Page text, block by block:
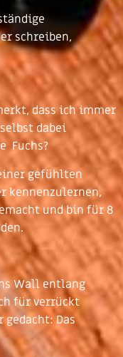
schreiben,
dass ich immer
dabei
Fuchs?
gefühlten
kennenzulernen,
und bin für 8
Wall entlang
für verrückt
gedacht: Das